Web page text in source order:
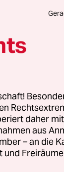
die
ist
daher
aus
– an die